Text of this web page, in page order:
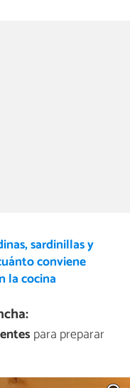
sardinillas y
conviene
la cocina
para preparar